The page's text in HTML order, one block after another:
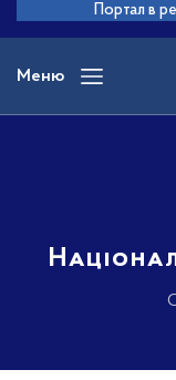
основного
вмісту
Портал в
Меню